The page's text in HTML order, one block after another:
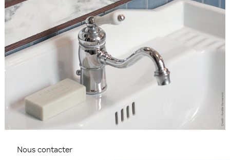
Nous contacter